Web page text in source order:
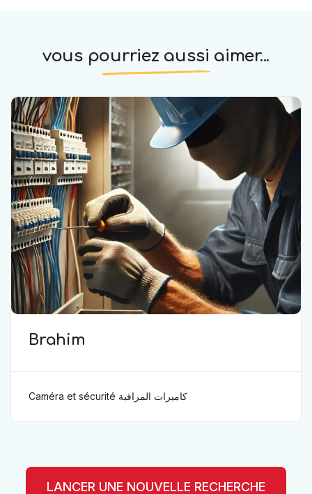
vous pourriez aussi aimer...
Brahim
Caméra et sécurité كاميرات المراقبة
LANCER UNE NOUVELLE RECHERCHE